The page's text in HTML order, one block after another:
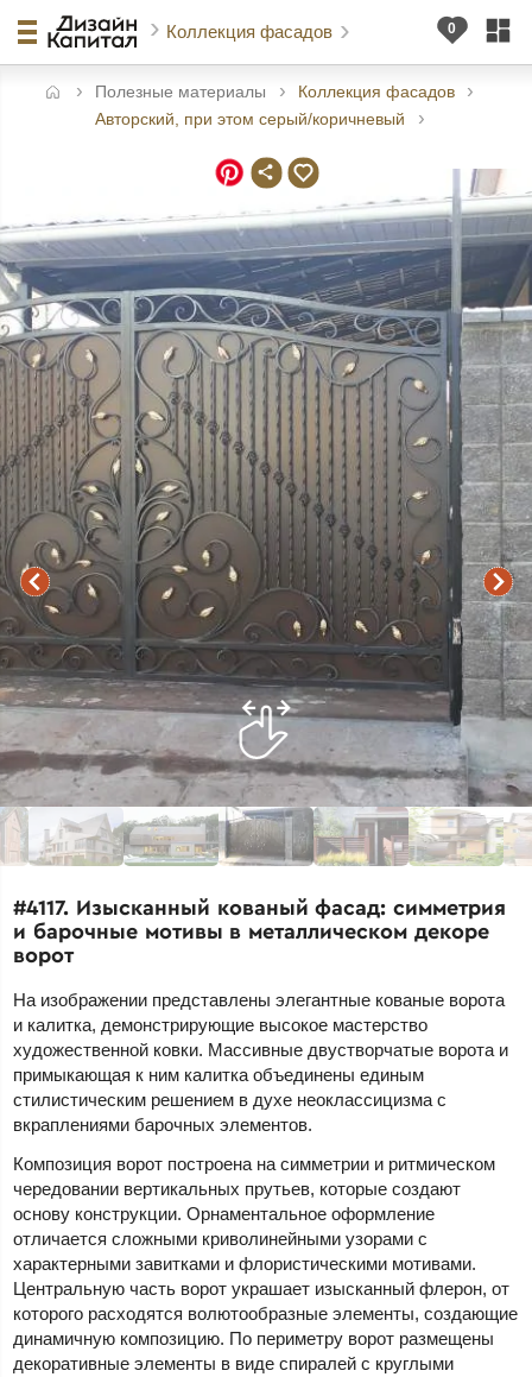
Коллекция фасадов
Полезные материалы
Коллекция фасадов
Авторский, при этом серый/коричневый
#4117. Изысканный кованый фасад: симметрия
и барочные мотивы в металлическом декоре
ворот
На изображении представлены элегантные кованые ворота
и калитка, демонстрирующие высокое мастерство
художественной ковки. Массивные двустворчатые ворота и
примыкающая к ним калитка объединены единым
стилистическим решением в духе неоклассицизма с
вкраплениями барочных элементов.
Композиция ворот построена на симметрии и ритмическом
чередовании вертикальных прутьев, которые создают
основу конструкции. Орнаментальное оформление
отличается сложными криволинейными узорами с
характерными завитками и флористическими мотивами.
Центральную часть ворот украшает изысканный флерон, от
которого расходятся волютообразные элементы, создающие
динамичную композицию. По периметру ворот размещены
декоративные элементы в виде спиралей с круглыми